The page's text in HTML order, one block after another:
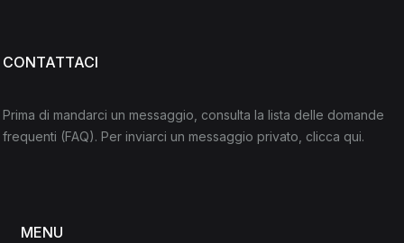
CONTATTACI
Prima di mandarci un messaggio, consulta la lista delle domande
frequenti (FAQ). Per inviarci un messaggio privato, clicca qui.
MENU